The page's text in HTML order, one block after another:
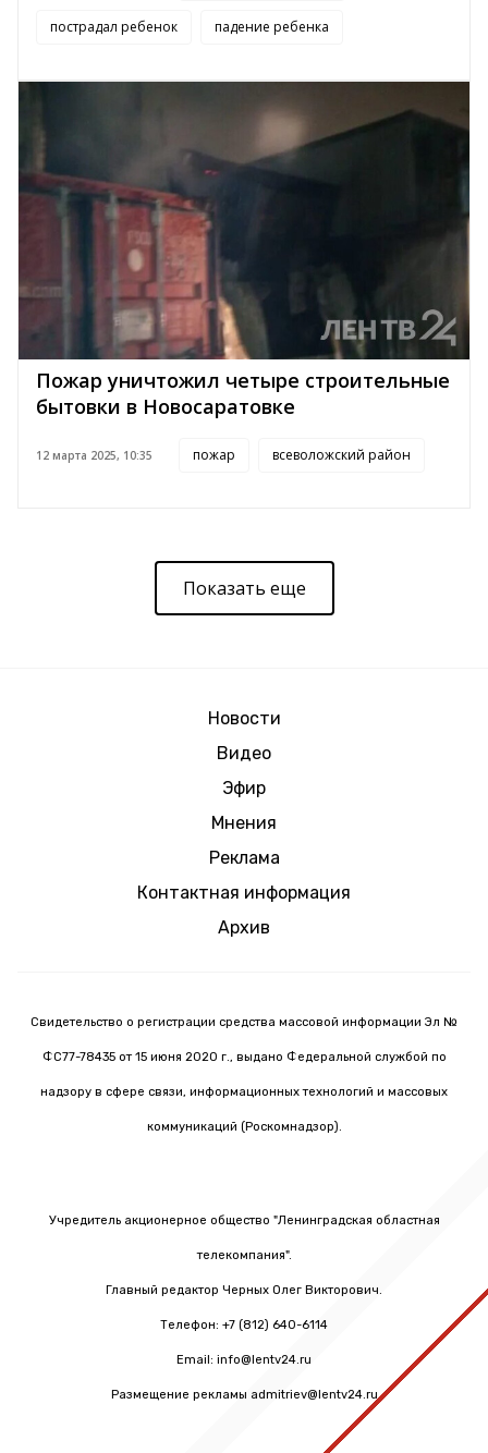
пострадал ребенок падение ребенка
Пожар уничтожил четыре строительные
бытовки в Новосаратовке
12 марта 2025, 10:35 пожар всеволожский район
Показать еще
Новости
Видео
Эфир
Мнения
Реклама
Контактная информация
Архив
Свидетельство о регистрации средства массовой информации Эл №
ФС77-78435 от 15 июня 2020 г., выдано Федеральной службой по
надзору в сфере связи, информационных технологий и массовых
коммуникаций (Роскомнадзор).
Учредитель акционерное общество "Ленинградская областная
телекомпания".
Главный редактор Черных Олег Викторович.
Телефон: +7 (812) 640-6114
Email: info@lentv24.ru
Размещение рекламы admitriev@lentv24.ru